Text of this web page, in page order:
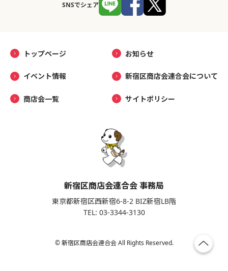
SNSでシェア
トップページ お知らせ
イベント情報 新宿区商店会連合会について
商店会一覧 サイトポリシー
新宿区商店会連合会 事務局
東京都新宿区西新宿6-8-2 BIZ新宿LB階
TEL: 03-3344-3130
© 新宿区商店会連合会 All Rights Reserved.